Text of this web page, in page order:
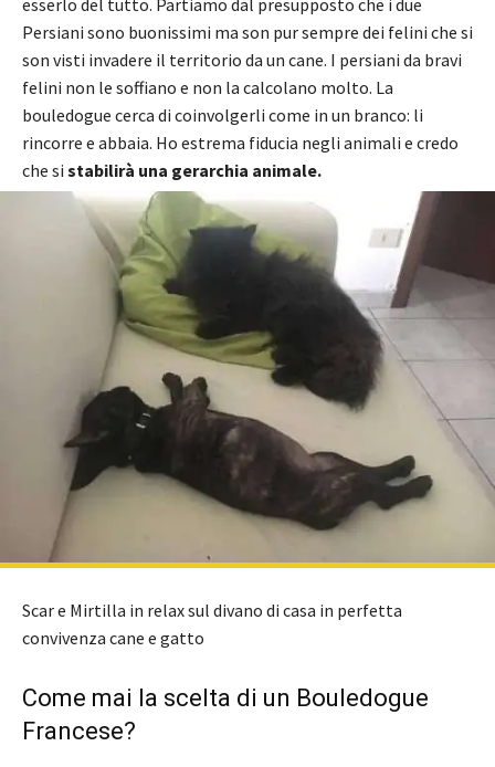
esserlo del tutto. Partiamo dal presupposto che i due
Persiani sono buonissimi ma son pur sempre dei felini che si
son visti invadere il territorio da un cane. I persiani da bravi
felini non le soffiano e non la calcolano molto. La
bouledogue cerca di coinvolgerli come in un branco: li
rincorre e abbaia. Ho estrema fiducia negli animali e credo
che si stabilirà una gerarchia animale.
Scar e Mirtilla in relax sul divano di casa in perfetta
convivenza cane e gatto
Come mai la scelta di un Bouledogue
Francese?